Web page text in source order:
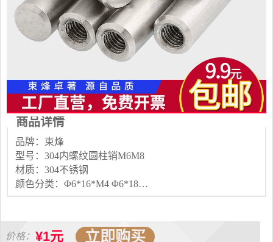
商品详情
品牌：束烽
型号：304内螺纹圆柱销M6M8
材质：304不锈钢
颜色分类：Φ6*16*M4 Φ6*18*M4 Φ6*20*M4 Φ6*22*M4 Φ6*25*M4 Φ6*30*M4 Φ6*35*M4 Φ6*40*M4 Φ6*45*M4 Φ6*50*M4 Φ8*16*M5 Φ8*20*M5 Φ8*25*M5 Φ8*30*M5 Φ8*35*M5 Φ8*40*M5 Φ8*45*M5 Φ8*50*M5 Φ8*55*M5 Φ8*60*M5 Φ8*65*M5 Φ8*70*M5 Φ8*80*M5
价格： ¥1元 立即购买